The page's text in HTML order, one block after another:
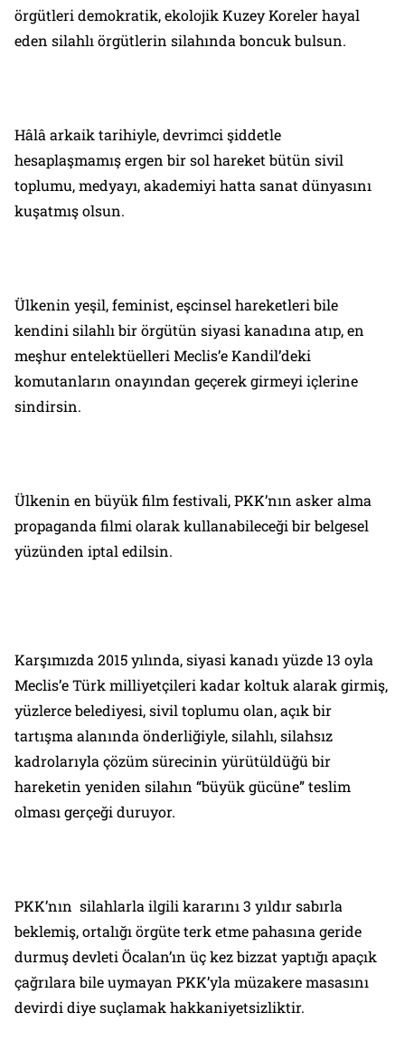
örgütleri demokratik, ekolojik Kuzey Koreler hayal
eden silahlı örgütlerin silahında boncuk bulsun.
Hâlâ arkaik tarihiyle, devrimci şiddetle
hesaplaşmamış ergen bir sol hareket bütün sivil
toplumu, medyayı, akademiyi hatta sanat dünyasını
kuşatmış olsun.
Ülkenin yeşil, feminist, eşcinsel hareketleri bile
kendini silahlı bir örgütün siyasi kanadına atıp, en
meşhur entelektüelleri Meclis’e Kandil’deki
komutanların onayından geçerek girmeyi içlerine
sindirsin.
Ülkenin en büyük film festivali, PKK’nın asker alma
propaganda filmi olarak kullanabileceği bir belgesel
yüzünden iptal edilsin.
Karşımızda 2015 yılında, siyasi kanadı yüzde 13 oyla
Meclis’e Türk milliyetçileri kadar koltuk alarak girmiş,
yüzlerce belediyesi, sivil toplumu olan, açık bir
tartışma alanında önderliğiyle, silahlı, silahsız
kadrolarıyla çözüm sürecinin yürütüldüğü bir
hareketin yeniden silahın “büyük gücüne” teslim
olması gerçeği duruyor.
PKK’nın silahlarla ilgili kararını 3 yıldır sabırla
beklemiş, ortalığı örgüte terk etme pahasına geride
durmuş devleti Öcalan’ın üç kez bizzat yaptığı apaçık
çağrılara bile uymayan PKK’yla müzakere masasını
devirdi diye suçlamak hakkaniyetsizliktir.